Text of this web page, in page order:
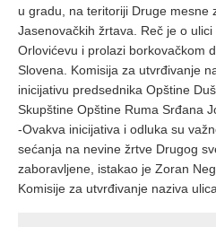
u gradu, na teritoriji Druge mesne
Jasenovačkih žrtava. Reč je o
Orlovićevu i prolazi borkovačkom
Slovena. Komisija za utvrđivanje
inicijativu predsednika Opštine
Skupštine Opštine Ruma Srđana
-Ovakva inicijativa i odluka su
sećanja na nevine žrtve Drugog
zaboravljene, istakao je Zoran
Komisije za utvrđivanje naziva